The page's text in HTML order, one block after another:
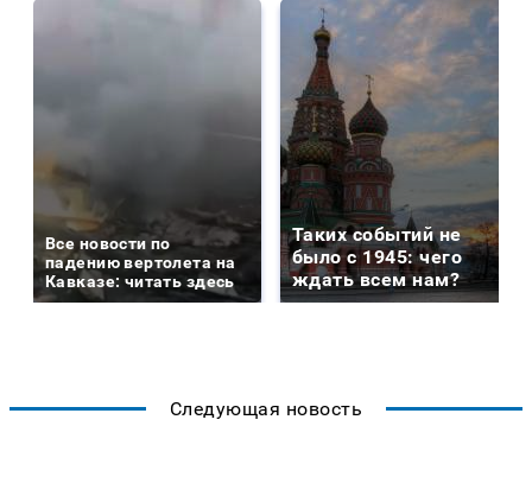
Все новости по
падению вертолета на
Кавказе: читать здесь
Таких событий не
было с 1945: чего
ждать всем нам?
Следующая новость